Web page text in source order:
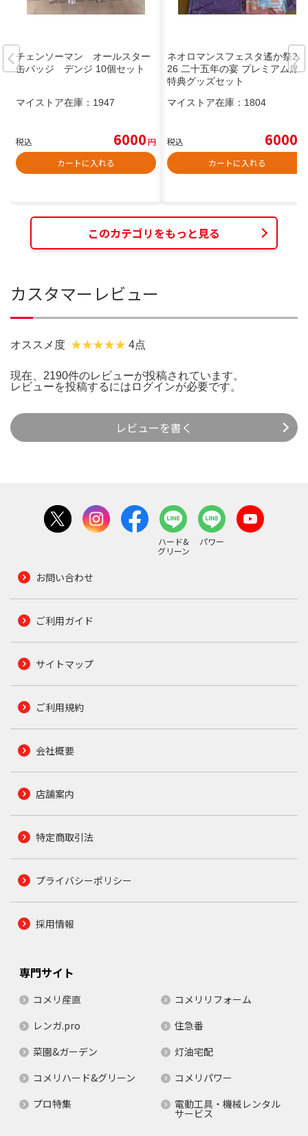
チェンソーマン オールスター
缶バッジ デンジ 10個セット
マイストア在庫： 1947
税込 6000円
カートに入れる
ネオロマンスフェスタ遙か祭20
26 二十五年の宴 プレミアム席
特典グッズセット
マイストア在庫： 1804
税込 6000
カートに入れる
このカテゴリをもっと見る
カスタマーレビュー
オススメ度 4点
現在、2190件のレビューが投稿されています。
レビューを投稿するには ログインが必要です。
レビューを書く
ハード&
グリーン
パワー
お問い合わせ
ご利用ガイド
サイトマップ
ご利用規約
会社概要
店舗案内
特定商取引法
プライバシーポリシー
採用情報
専門サイト
コメリ産直
コメリリフォーム
レンガ.pro
住急番
菜園&ガーデン
灯油宅配
コメリハード&グリーン
コメリパワー
プロ特集
電動工具・機械レンタル
サービス